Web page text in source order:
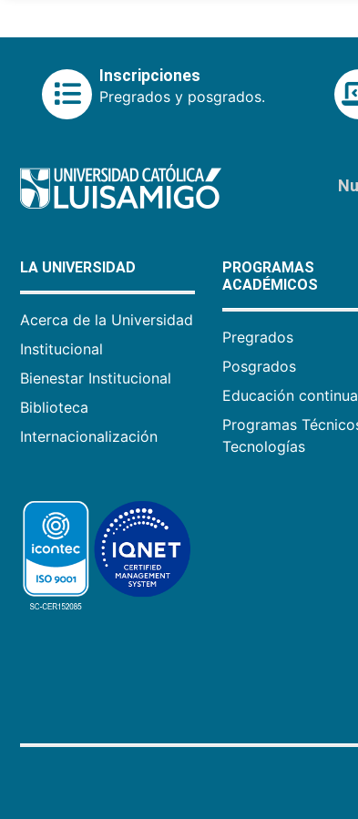
Inscripciones
Pregrados y posgrados.
LA UNIVERSIDAD
Acerca de la Universidad
Institucional
Bienestar Institucional
Biblioteca
Internacionalización
PROGRAMAS
ACADÉMICOS
Pregrados
Posgrados
Educación continua
Programas
Tecnologías